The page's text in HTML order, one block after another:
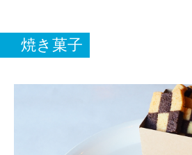
焼き菓子